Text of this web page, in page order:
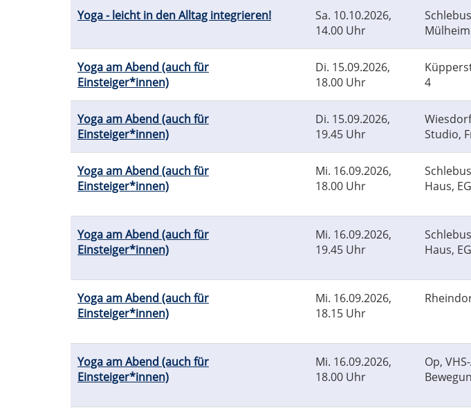
Yoga - leicht in den Alltag integrieren! Sa. 10.10.2026,
14.00 Uhr
Yoga am Abend (auch für
Einsteiger*innen)
Di. 15.09.2026,
18.00 Uhr
4
Yoga am Abend (auch für
Einsteiger*innen)
Di. 15.09.2026,
19.45 Uhr
Studio,
Yoga am Abend (auch für
Einsteiger*innen)
Mi. 16.09.2026,
18.00 Uhr
Haus, EG
Yoga am Abend (auch für
Einsteiger*innen)
Mi. 16.09.2026,
19.45 Uhr
Haus, EG
Yoga am Abend (auch für
Einsteiger*innen)
Mi. 16.09.2026,
18.15 Uhr
Yoga am Abend (auch für
Einsteiger*innen)
Mi. 16.09.2026,
18.00 Uhr
Op,